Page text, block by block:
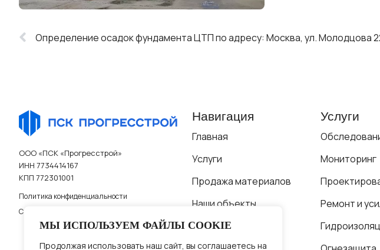
МЫ ИСПОЛЬЗУЕМ ФАЙЛЫ COOKIE
Продолжая использовать наш сайт, вы соглашаетесь на
ООО «ПСК «Прогресстрой»
ИНН 7734414167
КПП 772301001
Политика конфиденциальности
Согласие на обработку персональных данных
Навигация
Главная
Услуги
Продажа материалов
Наши объекты
О компании
Услуги
Мониторинг
Ремонт и